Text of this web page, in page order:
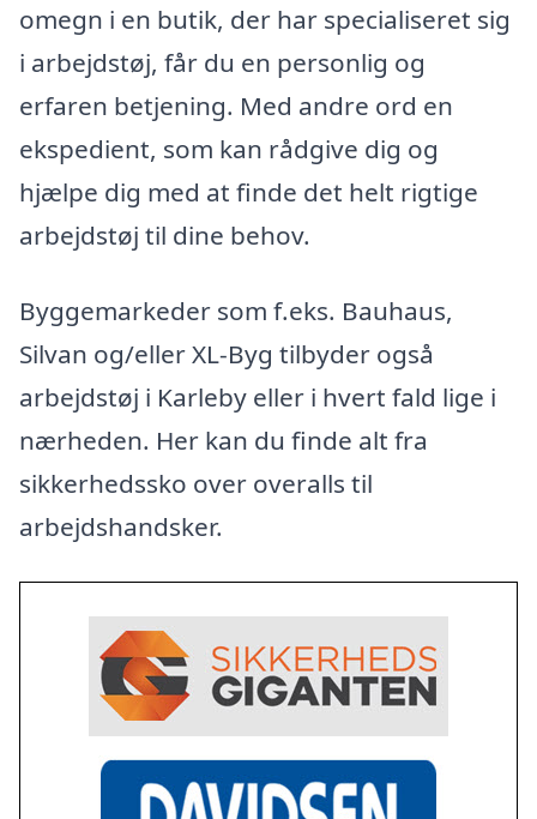
omegn i en butik, der har specialiseret sig
i arbejdstøj, får du en personlig og
erfaren betjening. Med andre ord en
ekspedient, som kan rådgive dig og
hjælpe dig med at finde det helt rigtige
arbejdstøj til dine behov.
Byggemarkeder som f.eks. Bauhaus,
Silvan og/eller XL-Byg tilbyder også
arbejdstøj i Karleby eller i hvert fald lige i
nærheden. Her kan du finde alt fra
sikkerhedssko over overalls til
arbejdshandsker.